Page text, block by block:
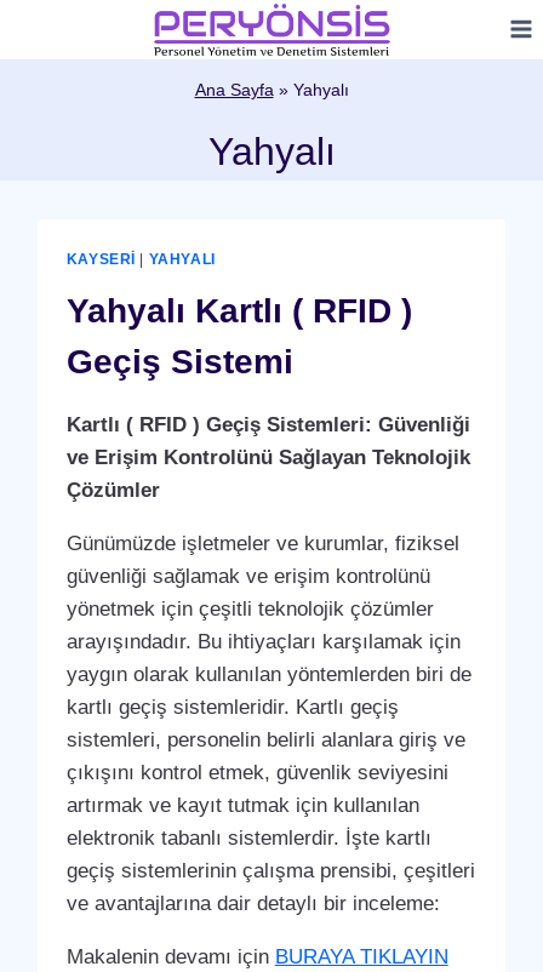
Ana Sayfa» Yahyalı
Yahyalı
KAYSERI | YAHYALI
Yahyalı Kartlı ( RFID )
Geçiş Sistemi
Kartlı ( RFID ) Geçiş Sistemleri: Güvenliği
ve Erişim Kontrolünü Sağlayan Teknolojik
Çözümler
Günümüzde işletmeler ve kurumlar, fiziksel
güvenliği sağlamak ve erişim kontrolünü
yönetmek için çeşitli teknolojik çözümler
arayışındadır. Bu ihtiyaçları karşılamak için
yaygın olarak kullanılan yöntemlerden biri de
kartlı geçiş sistemleridir. Kartlı geçiş
sistemleri, personelin belirli alanlara giriş ve
çıkışını kontrol etmek, güvenlik seviyesini
artırmak ve kayıt tutmak için kullanılan
elektronik tabanlı sistemlerdir. İşte kartlı
geçiş sistemlerinin çalışma prensibi, çeşitleri
ve avantajlarına dair detaylı bir inceleme:
Makalenin devamı için BURAYA TIKLAYIN